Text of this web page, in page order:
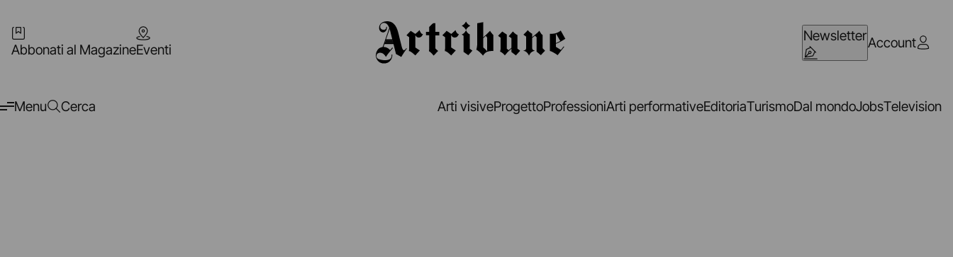
Abbonati al MagazineEventi
NewsletterAccount
Menu Cerca Arti visiveProgettoProfessioniArti performativeEditoriaTurismoDal mondoJobsTelevision